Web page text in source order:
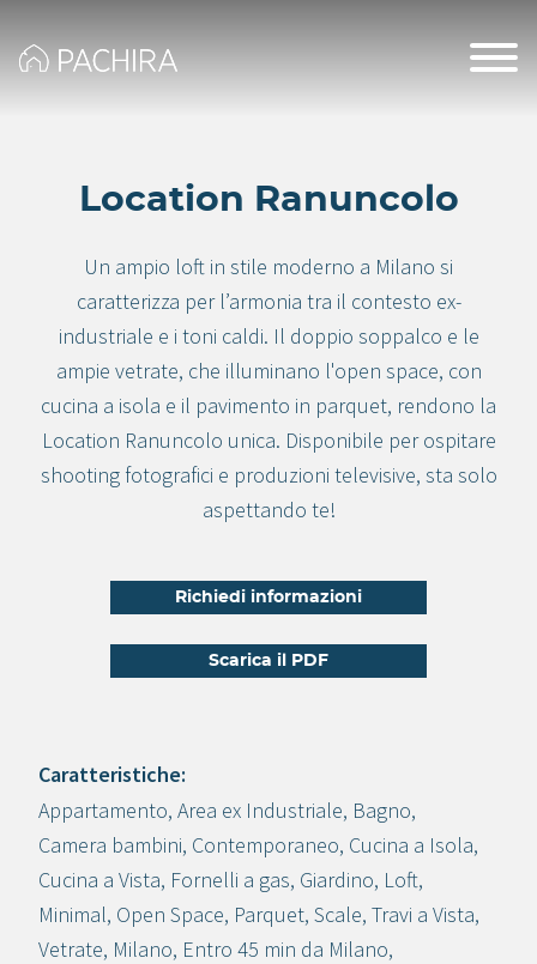
Location Ranuncolo
Un ampio loft in stile moderno a Milano si
caratterizza per l’armonia tra il contesto ex-
industriale e i toni caldi. Il doppio soppalco e le
ampie vetrate, che illuminano l'open space, con
cucina a isola e il pavimento in parquet, rendono la
Location Ranuncolo unica. Disponibile per ospitare
shooting fotografici e produzioni televisive, sta solo
aspettando te!
Richiedi informazioni
Scarica il PDF
Crea progetto
Caratteristiche:
Appartamento, Area ex Industriale, Bagno,
Camera bambini, Contemporaneo, Cucina a Isola,
Cucina a Vista, Fornelli a gas, Giardino, Loft,
Minimal, Open Space, Parquet, Scale, Travi a Vista,
Vetrate, Milano, Entro 45 min da Milano,